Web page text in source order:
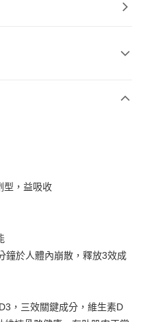
戶可立即使用無須另外申請。
型，益吸收
鐘於人體內崩散，釋放3效成
，三效關鍵成分，維生素D